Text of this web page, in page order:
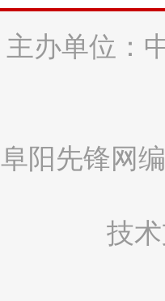
主办单位：
阜阳先锋网
技